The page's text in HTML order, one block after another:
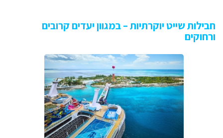
חבילות שייט יוקרתיות – במגוון יעדים קרובים
ורחוקים